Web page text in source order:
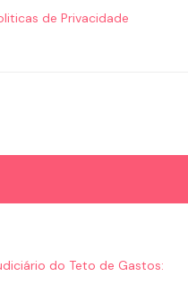
de Privacidade
do Teto de Gastos: